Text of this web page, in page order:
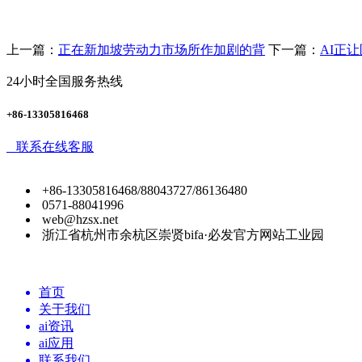
上一篇： 正在新加坡劳动力市场所作加剧的背 下一篇： AI正让
24小时全国服务热线
+86-13305816468
联系在线客服
+86-13305816468/88043727/86136480
0571-88041996
web@hzsx.net
浙江省杭州市余杭区崇贤bifa·必发官方网站工业园
首页
关于我们
ai资讯
ai应用